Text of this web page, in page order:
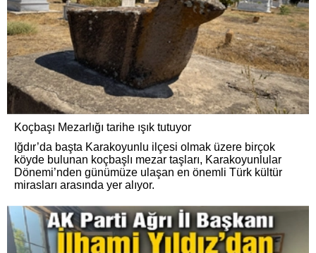
Koçbaşı Mezarlığı tarihe ışık tutuyor
Iğdır’da başta Karakoyunlu ilçesi olmak üzere birçok
köyde bulunan koçbaşlı mezar taşları, Karakoyunlular
Dönemi’nden günümüze ulaşan en önemli Türk kültür
mirasları arasında yer alıyor.